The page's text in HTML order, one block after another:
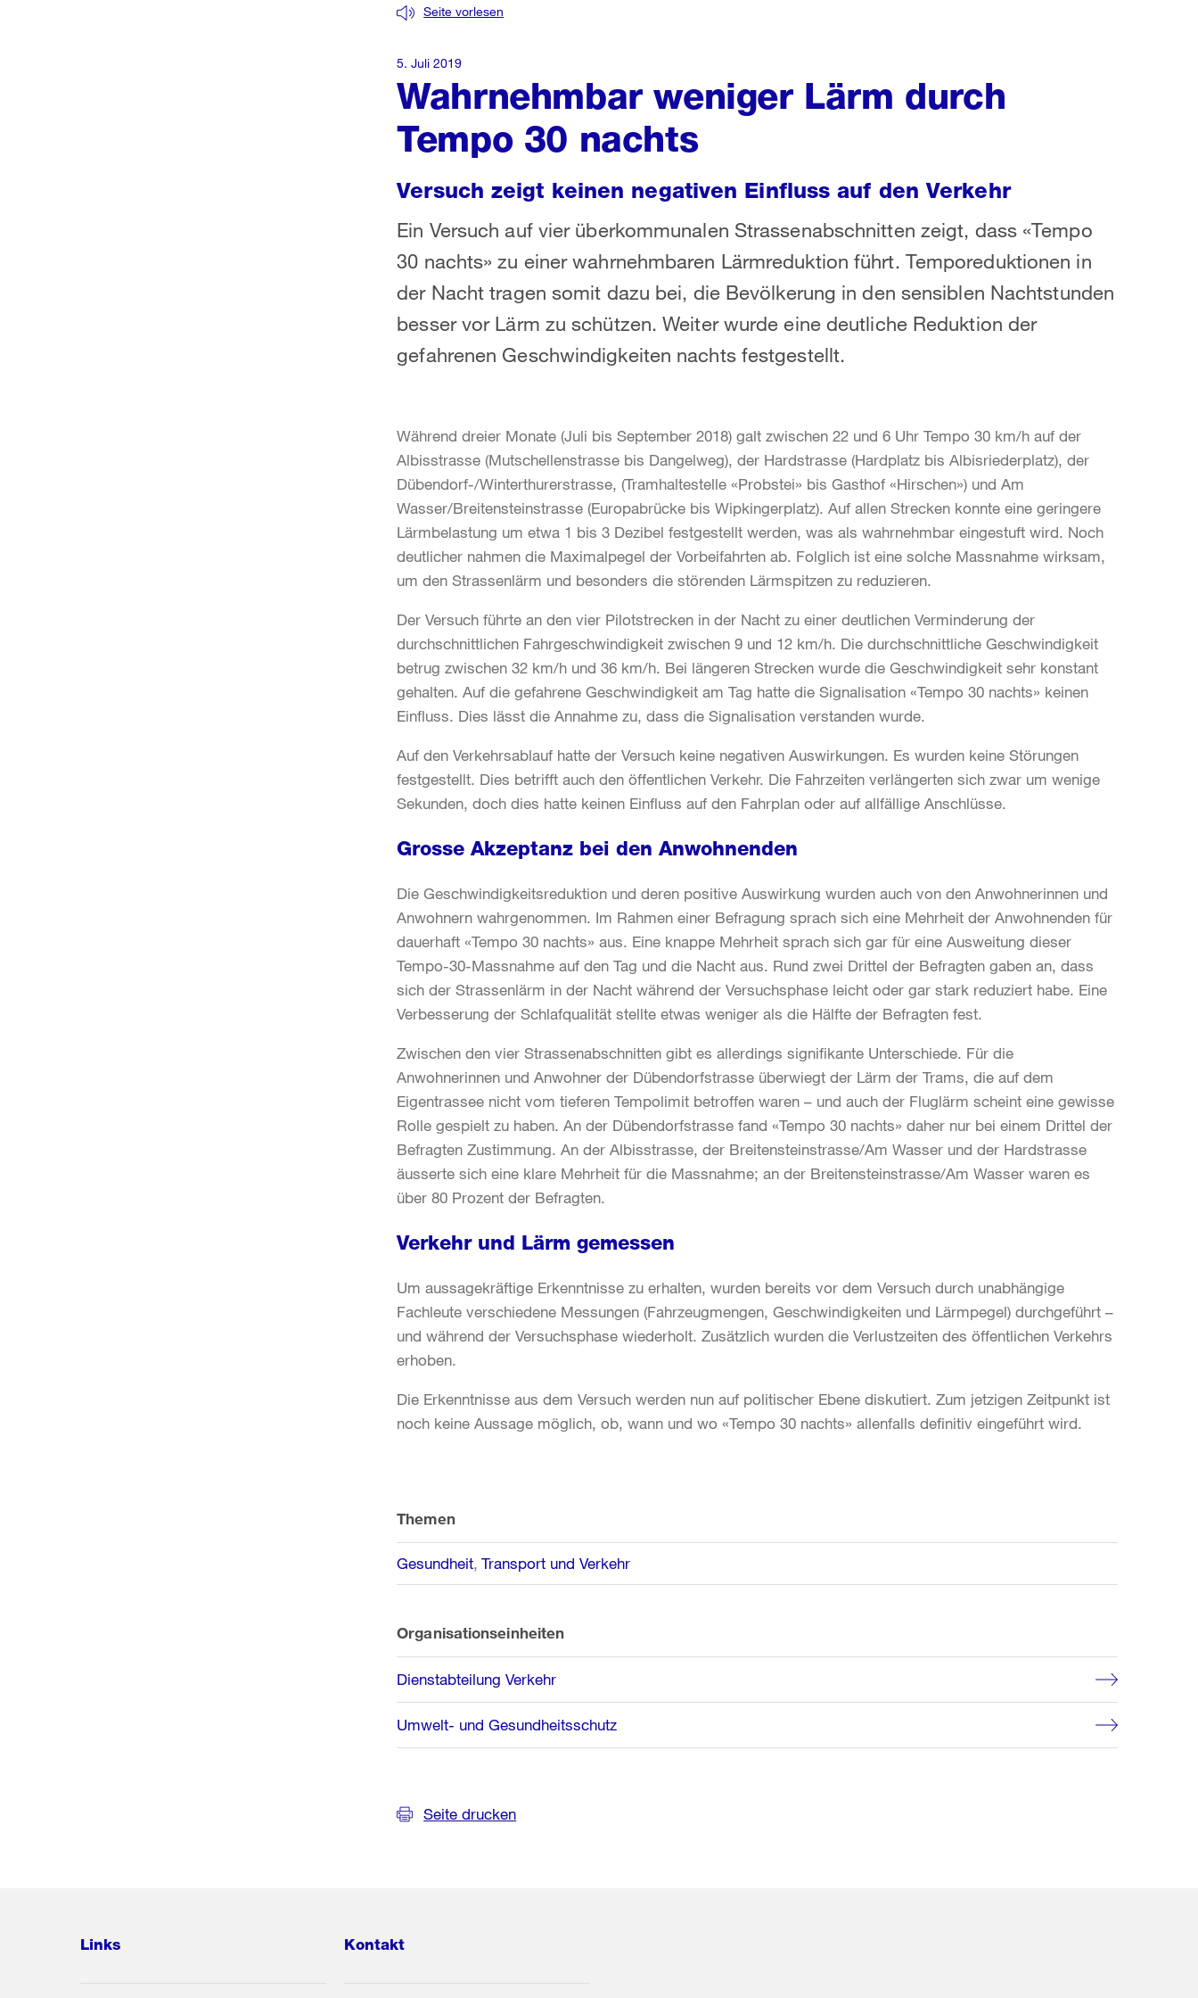
Wahrnehmbar weniger Lärm durch
Tempo 30 nachts
Seite vorlesen
Versuch zeigt keinen negativen Einfluss auf den Verkehr
Ein Versuch auf vier überkommunalen Strassenabschnitten zeigt, dass «Tempo
30 nachts» zu einer wahrnehmbaren Lärmreduktion führt. Temporeduktionen in
der Nacht tragen somit dazu bei, die Bevölkerung in den sensiblen Nachtstunden
besser vor Lärm zu schützen. Weiter wurde eine deutliche Reduktion der
gefahrenen Geschwindigkeiten nachts festgestellt.
5. Juli 2019
Während dreier Monate (Juli bis September 2018) galt zwischen 22 und 6 Uhr Tempo 30 km/h auf der
Albisstrasse (Mutschellenstrasse bis Dangelweg), der Hardstrasse (Hardplatz bis Albisriederplatz), der
Dübendorf-/Winterthurerstrasse, (Tramhaltestelle «Probstei» bis Gasthof «Hirschen») und Am
Wasser/Breitensteinstrasse (Europabrücke bis Wipkingerplatz). Auf allen Strecken konnte eine geringere
Lärmbelastung um etwa 1 bis 3 Dezibel festgestellt werden, was als wahrnehmbar eingestuft wird. Noch
deutlicher nahmen die Maximalpegel der Vorbeifahrten ab. Folglich ist eine solche Massnahme wirksam,
um den Strassenlärm und besonders die störenden Lärmspitzen zu reduzieren.
Der Versuch führte an den vier Pilotstrecken in der Nacht zu einer deutlichen Verminderung der
durchschnittlichen Fahrgeschwindigkeit zwischen 9 und 12 km/h. Die durchschnittliche Geschwindigkeit
betrug zwischen 32 km/h und 36 km/h. Bei längeren Strecken wurde die Geschwindigkeit sehr konstant
gehalten. Auf die gefahrene Geschwindigkeit am Tag hatte die Signalisation «Tempo 30 nachts» keinen
Einfluss. Dies lässt die Annahme zu, dass die Signalisation verstanden wurde.
Auf den Verkehrsablauf hatte der Versuch keine negativen Auswirkungen. Es wurden keine Störungen
festgestellt. Dies betrifft auch den öffentlichen Verkehr. Die Fahrzeiten verlängerten sich zwar um wenige
Sekunden, doch dies hatte keinen Einfluss auf den Fahrplan oder auf allfällige Anschlüsse.
Grosse Akzeptanz bei den Anwohnenden
Die Geschwindigkeitsreduktion und deren positive Auswirkung wurden auch von den Anwohnerinnen und
Anwohnern wahrgenommen. Im Rahmen einer Befragung sprach sich eine Mehrheit der Anwohnenden für
dauerhaft «Tempo 30 nachts» aus. Eine knappe Mehrheit sprach sich gar für eine Ausweitung dieser
Tempo-30-Massnahme auf den Tag und die Nacht aus. Rund zwei Drittel der Befragten gaben an, dass
sich der Strassenlärm in der Nacht während der Versuchsphase leicht oder gar stark reduziert habe. Eine
Verbesserung der Schlafqualität stellte etwas weniger als die Hälfte der Befragten fest.
Zwischen den vier Strassenabschnitten gibt es allerdings signifikante Unterschiede. Für die
Anwohnerinnen und Anwohner der Dübendorfstrasse überwiegt der Lärm der Trams, die auf dem
Eigentrassee nicht vom tieferen Tempolimit betroffen waren – und auch der Fluglärm scheint eine gewisse
Rolle gespielt zu haben. An der Dübendorfstrasse fand «Tempo 30 nachts» daher nur bei einem Drittel der
Befragten Zustimmung. An der Albisstrasse, der Breitensteinstrasse/Am Wasser und der Hardstrasse
äusserte sich eine klare Mehrheit für die Massnahme; an der Breitensteinstrasse/Am Wasser waren es
über 80 Prozent der Befragten.
Verkehr und Lärm gemessen
Um aussagekräftige Erkenntnisse zu erhalten, wurden bereits vor dem Versuch durch unabhängige
Fachleute verschiedene Messungen (Fahrzeugmengen, Geschwindigkeiten und Lärmpegel) durchgeführt –
und während der Versuchsphase wiederholt. Zusätzlich wurden die Verlustzeiten des öffentlichen Verkehrs
erhoben.
Die Erkenntnisse aus dem Versuch werden nun auf politischer Ebene diskutiert. Zum jetzigen Zeitpunkt ist
noch keine Aussage möglich, ob, wann und wo «Tempo 30 nachts» allenfalls definitiv eingeführt wird.
Informationen
Themen
Gesundheit Transport und Verkehr
Organisationseinheiten
Dienstabteilung Verkehr
Umwelt- und Gesundheitsschutz
Seite drucken
Links Kontakt